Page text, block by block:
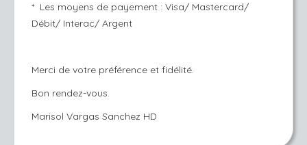
* Les moyens de payement : Visa/ Mastercard/
Débit/ Interac/ Argent
Merci de votre préférence et fidélité.
Bon rendez-vous.
Marisol Vargas Sanchez HD